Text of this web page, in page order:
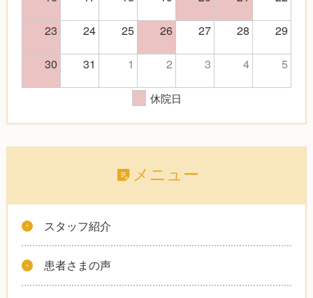
23
24 25 26 27 28
29
30
31 1 2 3 4 5
休院日
メニュー
スタッフ紹介
患者さまの声